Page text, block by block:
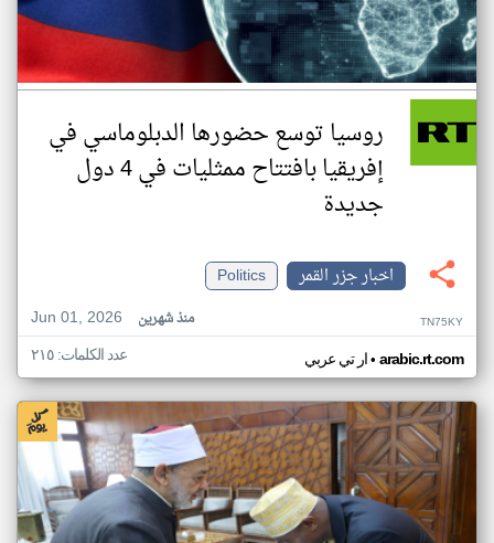
روسيا توسع حضورها الدبلوماسي في
إفريقيا بافتتاح ممثليات في 4 دول
جديدة
اخبار جزر القمر
Politics
Jun 01, 2026
منذ شهرين TN75KY
ار تي عربي• arabic.rt.com عدد الكلمات: ٢١٥